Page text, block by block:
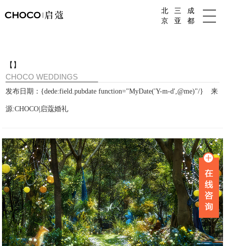
北
京
三
亚
成
都
【】
CHOCO WEDDINGS
发布日期：{dede:field.pubdate function="MyDate('Y-m-d',@me)"/} 来
源:CHOCO|启蔻婚礼